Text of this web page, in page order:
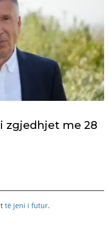
zgjedhjet me 28
të jeni i futur.